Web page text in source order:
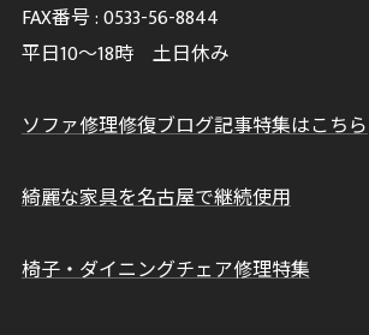
FAX番号 :0533-56-8844
平日10～18時 土日休み
ソファ修理修復ブログ記事特集はこちら
綺麗な家具を名古屋で継続使用
椅子・ダイニングチェア修理特集